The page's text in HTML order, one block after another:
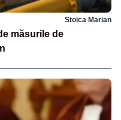
Stoica Marian
măsurile de